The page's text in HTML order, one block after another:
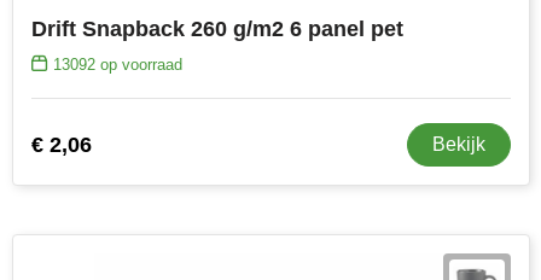
Drift Snapback 260 g/m2 6 panel pet
13092op voorraad
€ 2,06 Bekijk